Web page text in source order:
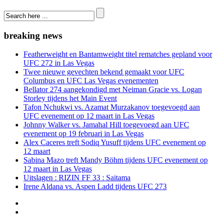
breaking news
Featherweight en Bantamweight titel rematches gepland voor
UFC 272 in Las Vegas
Twee nieuwe gevechten bekend gemaakt voor UFC
Columbus en UFC Las Vegas evenementen
Bellator 274 aangekondigd met Neiman Gracie vs. Logan
Storley tijdens het Main Event
Tafon Nchukwi vs. Azamat Murzakanov toegevoegd aan
UFC evenement op 12 maart in Las Vegas
Johnny Walker vs. Jamahal Hill toegevoegd aan UFC
evenement op 19 februari in Las Vegas
Alex Caceres treft Sodiq Yusuff tijdens UFC evenement op
12 maart
Sabina Mazo treft Mandy Böhm tijdens UFC evenement op
12 maart in Las Vegas
Uitslagen : RIZIN FF 33 : Saitama
Irene Aldana vs. Aspen Ladd tijdens UFC 273